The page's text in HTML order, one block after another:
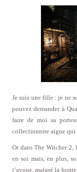
Je suis une fille : je ne
pouvez demander à
faire de moi sa
collectionnite aigue qui
Or dans The Witcher
en soi mais, en plus,
j’avoue, malgré la